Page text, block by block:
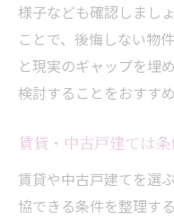
様子なども確認しまし
ことで、後悔しない物
と現実のギャップを埋
検討することをおすすめ
賃貸・中古戸建ては
賃貸や中古戸建てを選
協できる条件を整理す